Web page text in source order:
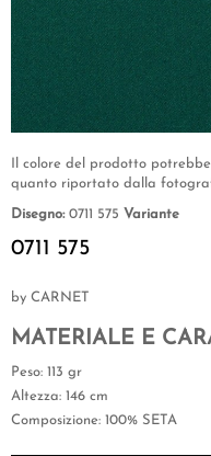
Il colore del prodotto
quanto riportato dalla
Disegno: 0711 575 Variante
0711 575
by CARNET
MATERIALE E
Peso: 113 gr
Altezza: 146 cm
Composizione: 100% SETA